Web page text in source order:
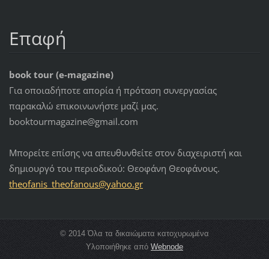
Επαφή
book tour (e-magazine)
Για οποιαδήποτε απορία ή πρόταση συνεργασίας
παρακαλώ επικοινωνήστε μαζί μας.
booktourmagazine@gmail.com
Μπορείτε επίσης να απευθυνθείτε στον διαχειριστή και
δημιουργό του περιοδικού: Θεοφάνη Θεοφάνους.
theofanis_theofanous@yahoo.gr
© 2014 Όλα τα δικαιώματα κατοχυρωμένα
Υλοποιήθηκε από Webnode